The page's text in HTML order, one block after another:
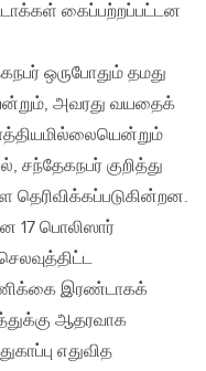
கைப்பற்றப்பட்டன
ஒருபோதும் தமது
அவரது வயதைக்
சந்தேகநபர் குறித்து
17 பொலிஸார்
இரண்டாகக்
ஆதரவாக
எதுவித